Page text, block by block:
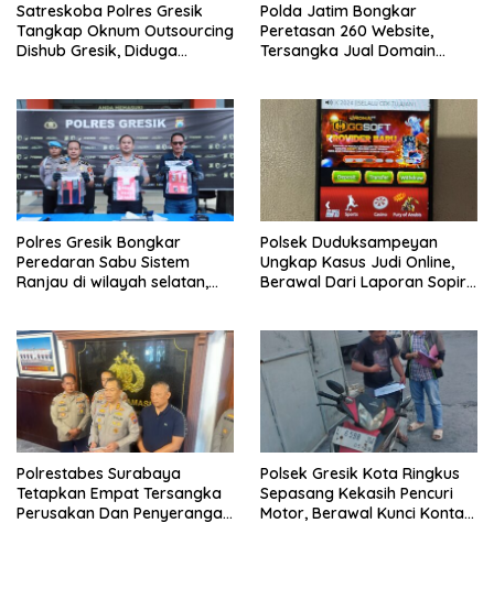
Satreskoba Polres Gresik
Tangkap Oknum Outsourcing
Dishub Gresik, Diduga
Polda Jatim Bongkar
Peretasan 260 Website,
Tersangka Jual Domain
Polres Gresik Bongkar
Peredaran Sabu Sistem
Ranjau di wilayah selatan,
Polsek Duduksampeyan
Ungkap Kasus Judi Online,
Berawal Dari Laporan Sopir
Polrestabes Surabaya
Tetapkan Empat Tersangka
Perusakan Dan Penyerangan
Polsek Gresik Kota Ringkus
Sepasang Kekasih Pencuri
Motor, Berawal Kunci Kontak